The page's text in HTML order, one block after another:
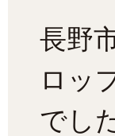
長野
ロッ
でし